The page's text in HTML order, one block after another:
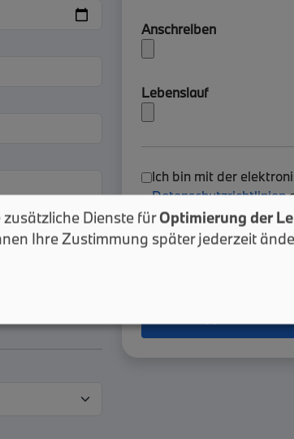
Anschreiben
Lebenslauf
Ich bin mit der
Datenschutzrichtlinien
Dienste fürOptimierung der
Ihre Zustimmung später jederzeit